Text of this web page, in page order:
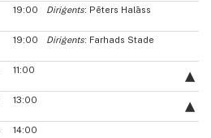
19:00 Diriģents: Pēters Halāss
19:00 Diriģents: Farhads Stade
11:00
13:00
14:00